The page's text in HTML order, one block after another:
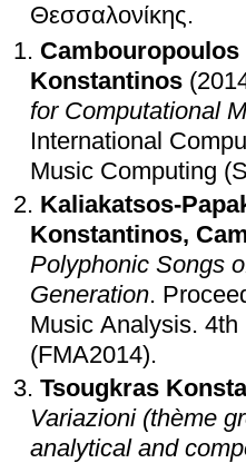
Θεσσαλονίκης.
Konstantinos
for Computational
International
Music Computing
Kaliakatsos-
Konstantinos,
Polyphonic Songs
Generation.
Music Analysis. 4th
(FMA2014).
Tsougkras
Variazioni (thème
analytical and